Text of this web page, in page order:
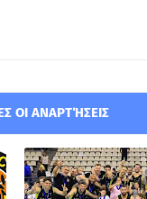
ΟΙ ΑΝΑΡΤΉΣΕΙΣ